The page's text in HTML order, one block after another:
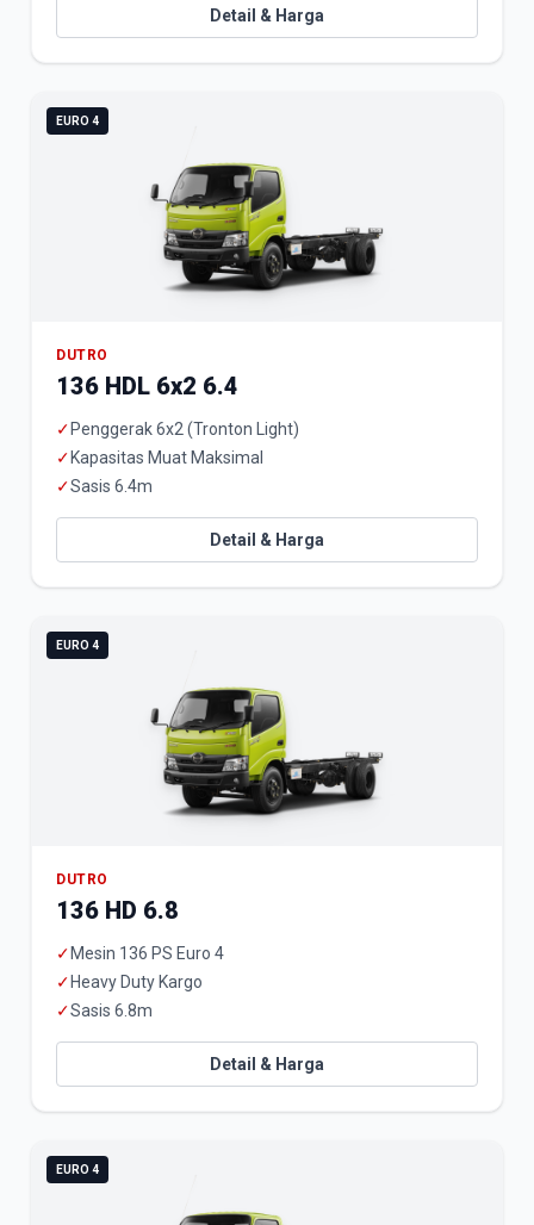
Detail & Harga
EURO 4
DUTRO
136 HDL 6x2 6.4
✓ Penggerak 6x2 (Tronton Light)
✓ Kapasitas Muat Maksimal
✓Sasis 6.4m
Detail & Harga
EURO 4
DUTRO
136 HD 6.8
✓ Mesin 136 PS Euro 4
✓ Heavy Duty Kargo
✓Sasis 6.8m
Detail & Harga
EURO 4